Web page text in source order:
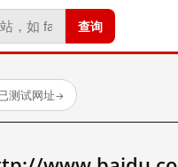
查询
测试网址→